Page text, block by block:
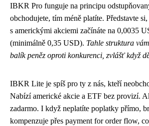
IBKR Pro funguje na principu
obchodujete, tím méně platíte. Představte
s americkými akciemi začínáte na 0,0035
(minimálně 0,35 USD). Tahle struktura
balík peněz oproti konkurenci, zvlášť když
IBKR Lite je spíš pro ty z nás, kteří
Nabízí americké akcie a ETF bez provizí.
zadarmo. I když neplatíte poplatky přímo,
kompenzuje přes payment for order flow,